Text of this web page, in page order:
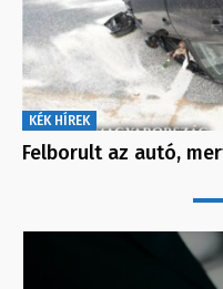
KÉK HÍREK
Felborult az autó,